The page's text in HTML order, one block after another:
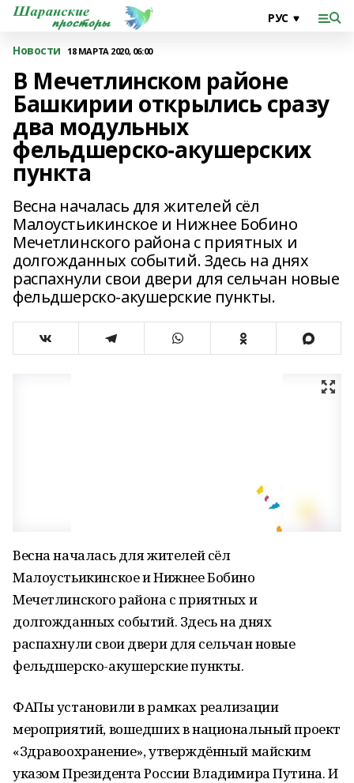
Новости 18 МАРТА 2020, 06:00
В Мечетлинском районе
Башкирии открылись сразу
два модульных
фельдшерско-акушерских
пункта
Весна началась для жителей сёл
Малоустьикинское и Нижнее Бобино
Мечетлинского района с приятных и
долгожданных событий. Здесь на днях
распахнули свои двери для сельчан новые
фельдшерско-акушерские пункты.
Весна началась для жителей сёл
Малоустьикинское и Нижнее Бобино
Мечетлинского района с приятных и
долгожданных событий. Здесь на днях
распахнули свои двери для сельчан новые
фельдшерско-акушерские пункты.
ФАПы установили в рамках реализации
мероприятий, вошедших в национальный проект
«Здравоохранение», утверждённый майским
указом Президента России Владимира Путина. И